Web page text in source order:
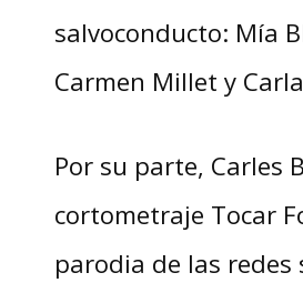
salvoconducto: Mía
Carmen Millet y
Por su parte, Carles
cortometraje Tocar
parodia de las redes